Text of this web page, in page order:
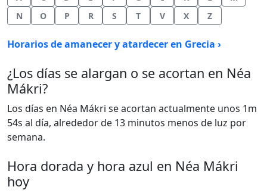
N
O P R S T V X Z
Horarios de amanecer y atardecer en Grecia ›
¿Los días se alargan o se acortan en Néa
Mákri?
Los días en Néa Mákri se acortan actualmente unos 1m
54s al día, alrededor de 13 minutos menos de luz por
semana.
Hora dorada y hora azul en Néa Mákri
hoy